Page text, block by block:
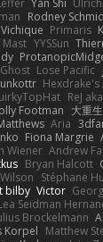
Rodney
Primaris
YYSSun
Lose Pacific
Hexdrake's
ReJ
Footman 大重
Aria
Fiona Margrie
Wiener Andrew
Bryan Halcott
Stéphane
bilby Victor
Seidman
Brockelmann
Korpel Matthew